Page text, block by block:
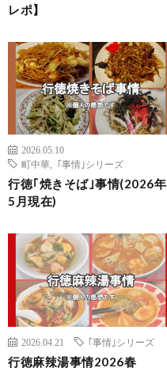
レポ】
2026.05.10
町中華
｢事情｣シリーズ
行徳｢焼きそば｣事情(2026年
5月現在)
2026.04.21 ｢事情｣シリーズ
行徳麻辣湯事情2026春